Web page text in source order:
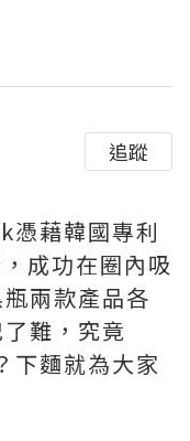
追蹤
藉韓國專利
成功在圈內吸
兩款產品各
難，究竟
麵就為大家